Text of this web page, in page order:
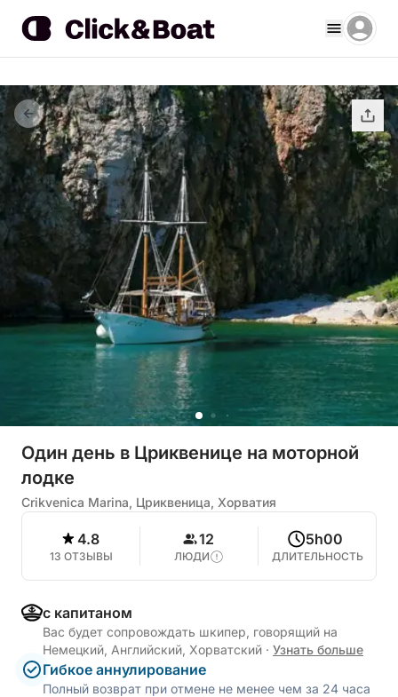
Один день в Цриквенице на моторной
лодке
Crikvenica Marina, Цриквеница, Хорватия
4.8
13 ОТЗЫВЫ
12
ЛЮДИ
5h00
ДЛИТЕЛЬНОСТЬ
с капитаном
Вас будет сопровождать шкипер, говорящий на
Немецкий, Английский, Хорватский · Узнать больше
Гибкое аннулирование
Полный возврат при отмене не менее чем за 24 часа